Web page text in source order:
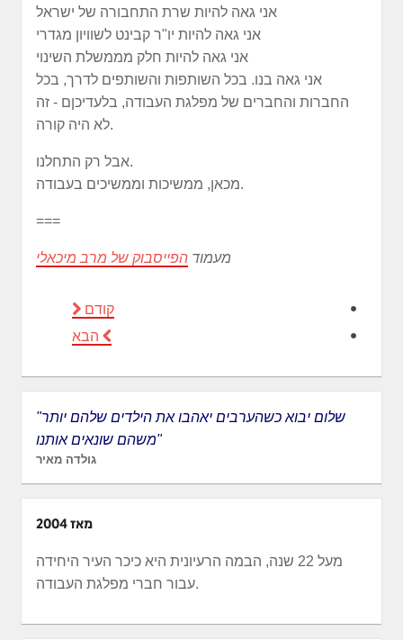
אני גאה להיות שרת התחבורה של ישראל
אני גאה להיות יו"ר קבינט לשוויון מגדרי
אני גאה להיות חלק מממשלת השינוי
אני גאה בנו. בכל השותפות והשותפים לדרך, בכל
החברות והחברים של מפלגת העבודה, בלעדיכןם - זה
לא היה קורה.
אבל רק התחלנו.
מכאן, ממשיכות וממשיכים בעבודה.
===
מעמוד הפייסבוק של מרב מיכאלי
קודם
הבא
"שלום יבוא כשהערבים יאהבו את הילדים שלהם יותר
משהם שונאים אותנו"
גולדה מאיר
מאז 2004
מעל 22 שנה, הבמה הרעיונית היא כיכר העיר היחידה
עבור חברי מפלגת העבודה.